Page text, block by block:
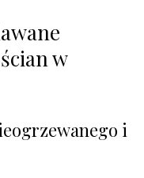
w
i